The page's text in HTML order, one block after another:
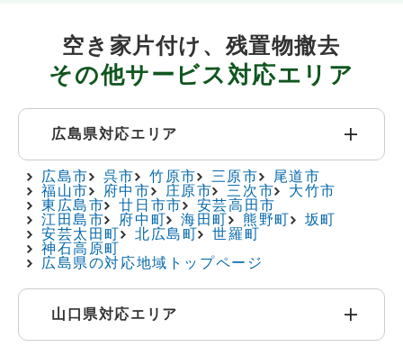
空き家片付け、残置物撤去
その他サービス対応エリア
広島県対応エリア
広島市 呉市 竹原市 三原市
尾道市
福山市
府中市 庄原市 三次市
大竹市
東広島市
廿日市市
安芸高田市
江田島市
府中町 海田町 熊野町
坂町
安芸太田町
北広島町
世羅町
神石高原町
広島県の対応地域トップページ
山口県対応エリア